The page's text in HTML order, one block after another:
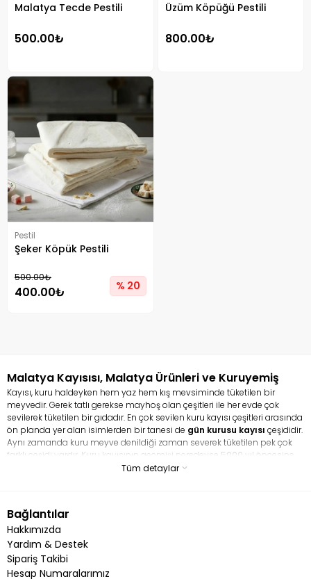
Malatya Tecde Pestili
500.00₺
Üzüm Köpüğü Pestili
800.00₺
Pestil
Şeker Köpük Pestili
500.00₺
400.00₺ % 20
Malatya Kayısısı, Malatya Ürünleri ve Kuruyemiş
Kayısı, kuru haldeyken hem yaz hem kış mevsiminde tüketilen bir
meyvedir. Gerek tatlı gerekse mayhoş olan çeşitleri ile her evde çok
sevilerek tüketilen bir gıdadır. En çok sevilen kuru kayısı çeşitleri arasında
ön planda yer alan isimlerden bir tanesi de gün kurusu kayısı çeşididir.
Aynı zamanda kuru meyve denildiği zaman severek tüketilen pek çok
farklı çeşidi vardır. Kuru kayısının geçmişi neredeyse 5000 yıl öncesine
dayanır. Hem taze kayısı hem de kurusu ile tamamen bir şifa
gıdadır. Aynı zamanda lif bakımından zengin bir içeriğe sahip olduğu
için bağırsak problemini çözmeye yardım eder. İçerisindeki potasyum
kalp sağlığını korurken, magnezyum ise kan basıncını dengeler.
Kuru Kayısı Besin Değeri Nedir?
Tüm detaylar
Bağlantılar
Hakkımızda
Yardım & Destek
Sipariş Takibi
Hesap Numaralarımız